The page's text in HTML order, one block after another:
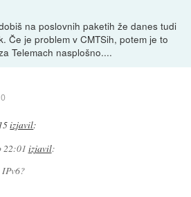
na poslovnih paketih že danes tudi
Če je problem v CMTSih, potem je to
Telemach nasplošno....
izjavil:
22:01 izjavil:
IPv6?